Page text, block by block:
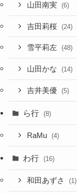
山田南実 (6)
吉田莉桜 (24)
雪平莉左 (48)
山田かな (14)
吉井美優 (5)
ら行 (8)
RaMu (4)
わ行 (16)
和田あずさ (1)